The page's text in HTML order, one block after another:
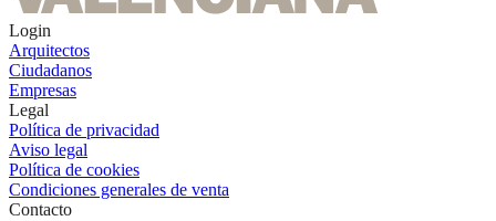
Login
Arquitectos
Ciudadanos
Empresas
Legal
Política de privacidad
Aviso legal
Política de cookies
Condiciones generales de venta
Contacto